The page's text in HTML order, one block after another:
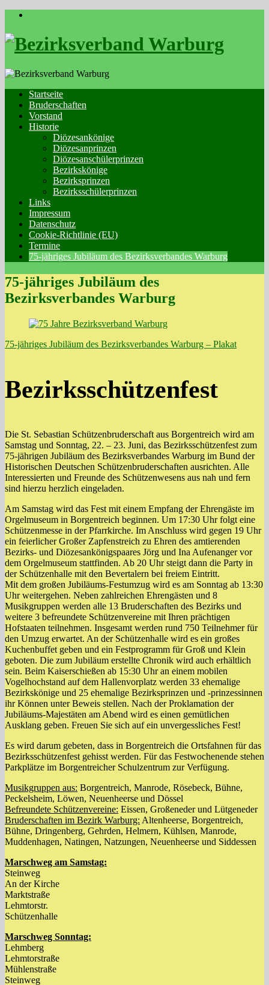
Skip
content
Startseite
Bruderschaften
Vorstand
Historie
Diözesankönige
Diözesanprinzen
Diözesanschülerprinzen
Bezirkskönige
Bezirksprinzen
Bezirksschülerprinzen
Links
Impressum
Datenschutz
Cookie-Richtlinie (EU)
Termine
75-jähriges Jubiläum des Bezirksverbandes Warburg
75-jähriges Jubiläum des
Bezirksverbandes Warburg
75-jähriges Jubiläum des Bezirksverbandes Warburg – Plakat
Bezirksschützenfest
Die St. Sebastian Schützenbruderschaft aus Borgentreich wird am
Samstag und Sonntag, 22. – 23. Juni, das Bezirksschützenfest zum
75-jährigen Jubiläum des Bezirksverbandes Warburg im Bund der
Historischen Deutschen Schützenbruderschaften ausrichten. Alle
Interessierten und Freunde des Schützenwesens aus nah und fern
sind hierzu herzlich eingeladen.
Am Samstag wird das Fest mit einem Empfang der Ehrengäste im
Orgelmuseum in Borgentreich beginnen. Um 17:30 Uhr folgt eine
Schützenmesse in der Pfarrkirche. Im Anschluss wird gegen 19 Uhr
ein feierlicher Großer Zapfenstreich zu Ehren des amtierenden
Bezirks- und Diözesankönigspaares Jörg und Ina Aufenanger vor
dem Orgelmuseum stattfinden. Ab 20 Uhr steigt dann die Party in
der Schützenhalle mit den Bevertalern bei freiem Eintritt.
Mit dem großen Jubiläums-Festumzug wird es am Sonntag ab 13:30
Uhr weitergehen. Neben zahlreichen Ehrengästen und 8
Musikgruppen werden alle 13 Bruderschaften des Bezirks und
weitere 3 befreundete Schützenvereine mit Ihren prächtigen
Hofstaaten teilnehmen. Insgesamt werden rund 750 Teilnehmer für
den Umzug erwartet. An der Schützenhalle wird es ein großes
Kuchenbuffet geben und ein Festprogramm für Groß und Klein
geboten. Die zum Jubiläum erstellte Chronik wird auch erhältlich
sein. Beim Kaiserschießen ab 15:30 Uhr an einem mobilen
Vogelhochstand auf dem Hallenvorplatz werden 33 ehemalige
Bezirkskönige und 25 ehemalige Bezirksprinzen und -prinzessinnen
ihr Können unter Beweis stellen. Nach der Proklamation der
Jubiläums-Majestäten am Abend wird es einen gemütlichen
Ausklang geben. Freuen Sie sich auf ein unvergessliches Fest!
Es wird darum gebeten, dass in Borgentreich die Ortsfahnen für das
Bezirksschützenfest gehisst werden. Für das Festwochenende stehen
Parkplätze im Borgentreicher Schulzentrum zur Verfügung.
Musikgruppen aus: Borgentreich, Manrode, Rösebeck, Bühne,
Peckelsheim, Löwen, Neuenheerse und Dössel
Befreundete Schützenvereine: Eissen, Großeneder und Lütgeneder
Bruderschaften im Bezirk Warburg: Altenheerse, Borgentreich,
Bühne, Dringenberg, Gehrden, Helmern, Kühlsen, Manrode,
Muddenhagen, Natingen, Natzungen, Neuenheerse und Siddessen
Marschweg am Samstag:
Steinweg
An der Kirche
Marktstraße
Lehmtorstr.
Schützenhalle
Marschweg Sonntag:
Lehmberg
Lehmtorstraße
Mühlenstraße
Steinweg